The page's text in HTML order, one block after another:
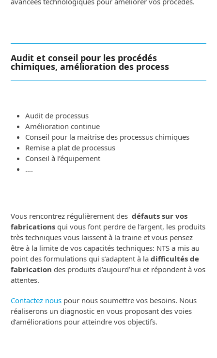
Audit et conseil pour les procédés
chimiques, amélioration des process
Audit de processus
Amélioration continue
Conseil pour la maitrise des processus chimiques
Remise a plat de processus
Conseil à l’équipement
….
Vous rencontrez régulièrement desdéfauts sur vos
fabrications qui vous font perdre de l’argent, les produits
très techniques vous laissent à la traine et vous pensez
être à la limite de vos capacités techniques: NTS a mis au
point des formulations qui s’adaptent à ladifficultés de
fabrication des produits d’aujourd’hui et répondent à vos
attentes.
Contactez nous pour nous soumettre vos besoins. Nous
réaliserons un diagnostic en vous proposant des voies
d’améliorations pour atteindre vos objectifs.